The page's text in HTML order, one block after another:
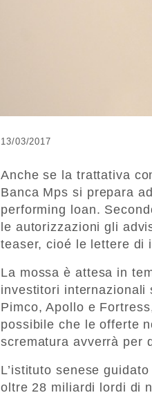
13/03/2017
Anche se la trattativa
Banca Mps si prepara
performing loan.
le autorizzazioni gli
teaser, cioé le lettere di
La mossa è attesa in
investitori internazionali
Pimco, Apollo e
possibile che le offerte
scrematura avverrà per
L’istituto senese guidato
oltre 28 miliardi lordi di